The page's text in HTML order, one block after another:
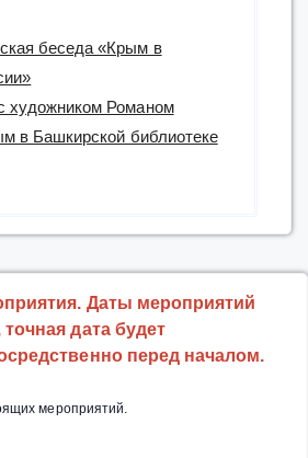
беседа «Крым в
художником Романом
в Башкирской библиотеке
Даты мероприятий
дата будет
перед началом.
мероприятий.